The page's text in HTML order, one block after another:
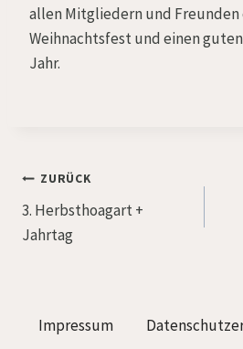
allen Mitgliedern und Freunden
Weihnachtsfest und einen
Jahr.
ZURÜCK
3. Herbsthoagart +
Jahrtag
Impressum